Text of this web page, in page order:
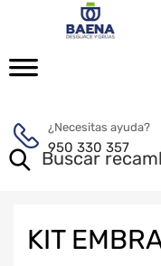
¿Necesitas ayuda?
950 330 357
KIT